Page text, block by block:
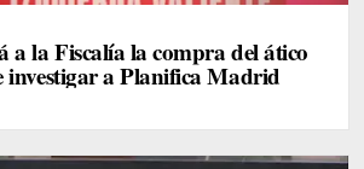
a la Fiscalía la compra del ático
investigar a Planifica Madrid